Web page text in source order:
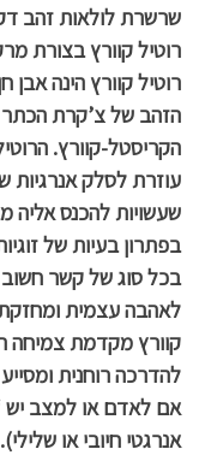
שרשרת לולאות זהב
רוטיל קוורץ בצורת
רוטיל קוורץ הינה
הזהב של צ’קרת
הקריסטל-קוורץ.
עוזרת לסלק אנרגיות
שעשויות להכנס אליה
בפתרון בעיות של
בכל סוג של קשר
לאהבה עצמית
קוורץ מקדמת צמיחה
להדרכה רוחנית
אם לאדם או למצב יש
אנרגטי חיובי או